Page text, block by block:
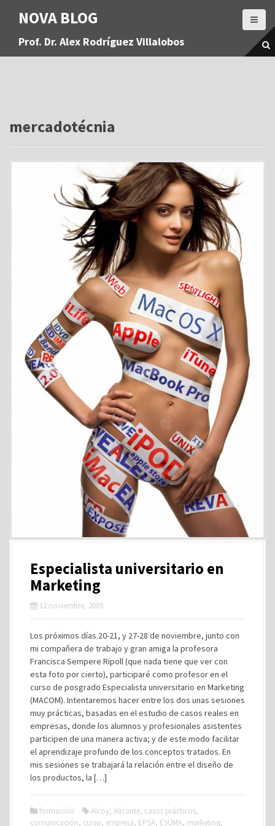
a
NOVA BLOG
Prof. Dr. Alex Rodríguez Villalobos
mercadotécnia
Especialista universitario en
Marketing
12 noviembre, 2009
Los próximos días 20-21, y 27-28 de noviembre, junto con
mi compañera de trabajo y gran amiga la profesora
Francisca Sempere Ripoll (que nada tiene que ver con
esta foto por cierto), participaré como profesor en el
curso de posgrado Especialista universitario en Marketing
(MACOM). Intentaremos hacer entre los dos unas sesiones
muy prácticas, basadas en el estudio de casos reales en
empresas, donde los alumnos y profesionales asistentes
participen de una manera activa; y de este modo facilitar
el aprendizaje profundo de los conceptos tratados. En
mis sesiones se trabajará la relación entre el diseño de
los productos, la […]
formación Alcoy, Alicante, casos prácticos,
comunicación, curso, empresa, EPSA, ESUMA, marketing,